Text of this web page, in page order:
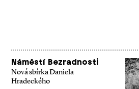
Náměstí Bezradnosti
Nová sbírka Daniela
Hradeckého